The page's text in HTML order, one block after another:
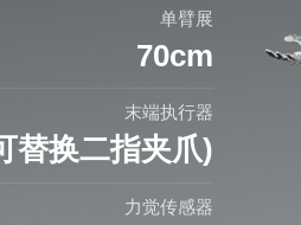
单臂展
70cm
末端执行器
替换二指夹爪)
力觉传感器